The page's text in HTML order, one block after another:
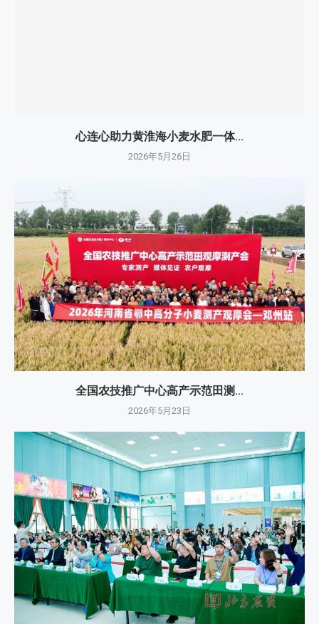
心连心助力黄淮海小麦水肥一体...
2026年5月26日
全国农技推广中心高产示范田测...
2026年5月23日